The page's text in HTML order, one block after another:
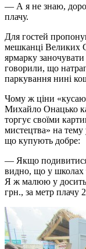
— А я не знаю,
плачу.
Для гостей
мешканці Великих
ярмарку
говорили, що
паркування нині
Чому ж ціни
Михайло Онацько
торгує своїми
мистецтва» на тему
що купують добре:
— Якщо подивитися
видно, що у школах
Я ж малюю у досить
грн., за метр плачу